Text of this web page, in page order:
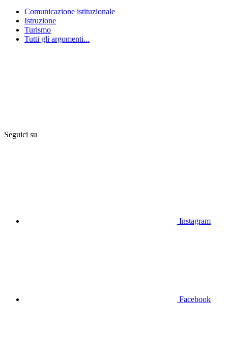
Comunicazione istituzionale
Istruzione
Turismo
Tutti gli argomenti...
Seguici su
Instagram
Facebook